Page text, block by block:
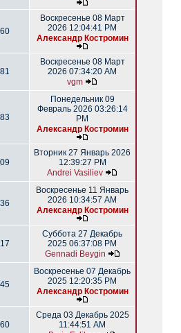
Воскресенье 08 Март
2026 12:04:41 PM
Александр Костромин
Воскресенье 08 Март
2026 07:34:20 AM
vgm
Понедельник 09
Февраль 2026 03:26:14
PM
Александр Костромин
Вторник 27 Январь 2026
12:39:27 PM
Andrei Vasiliev
Воскресенье 11 Январь
2026 10:34:57 AM
Александр Костромин
Суббота 27 Декабрь
2025 06:37:08 PM
Gennadi Beygin
Воскресенье 07 Декабрь
2025 12:20:35 PM
Александр Костромин
Среда 03 Декабрь 2025
11:44:51 AM